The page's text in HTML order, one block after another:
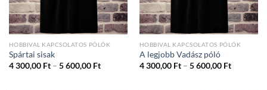
HOBBIVAL KAPCSOLATOS PÓLÓK
Spártai sisak
4 300,00 Ft – 5 600,00 FtÁrtartomány:
HOBBIVAL KAPCSOLATOS PÓLÓK
A legjobb Vadász póló
4 300,00 Ft – 5 600,00 Ft